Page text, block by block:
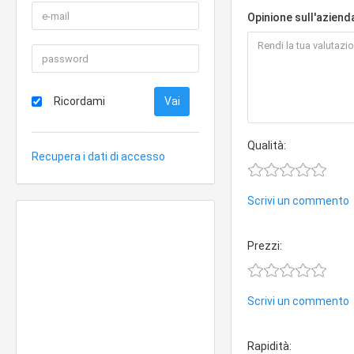
Ricordami
Recupera i dati di accesso
Opinione
Qualità:
Scrivi un commento
Prezzi:
Scrivi un commento
Rapidità: